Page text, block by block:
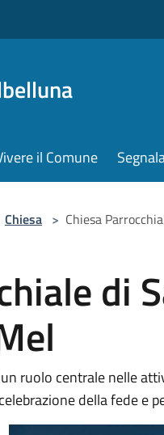
il Comune
Chiesa > Chiesa
di
ruolo centrale nelle
della fede e